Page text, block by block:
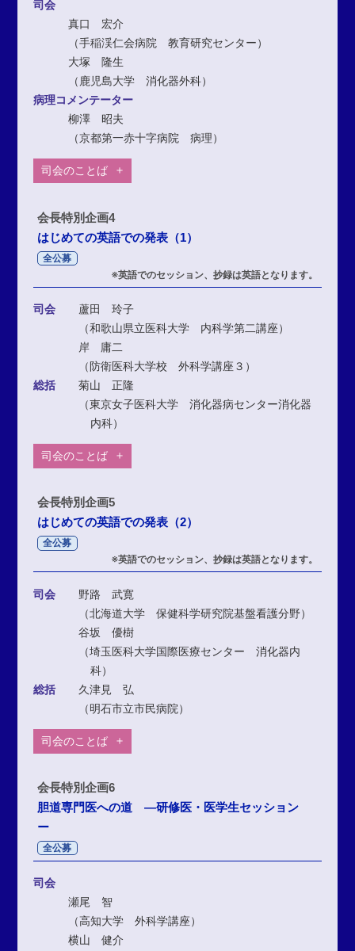
司会
真口 宏介
（手稲渓仁会病院 教育研究センター）
大塚 隆生
（鹿児島大学 消化器外科）
病理コメンテーター
柳澤 昭夫
（京都第一赤十字病院 病理）
司会のことば
会長特別企画4
はじめての英語での発表（1）
全公募
※英語でのセッション、抄録は英語となります。
司会
蘆田 玲子
（和歌山県立医科大学 内科学第二講座）
岸 庸二
（防衛医科大学校 外科学講座３）
総括
菊山 正隆
（東京女子医科大学 消化器病センター消化器
内科）
司会のことば
会長特別企画5
はじめての英語での発表（2）
全公募
※英語でのセッション、抄録は英語となります。
司会
野路 武寛
（北海道大学 保健科学研究院基盤看護分野）
谷坂 優樹
（埼玉医科大学国際医療センター 消化器内
科）
総括
久津見 弘
（明石市立市民病院）
司会のことば
会長特別企画6
胆道専門医への道 ―研修医・医学生セッション
ー
全公募
司会
瀬尾 智
（高知大学 外科学講座）
横山 健介